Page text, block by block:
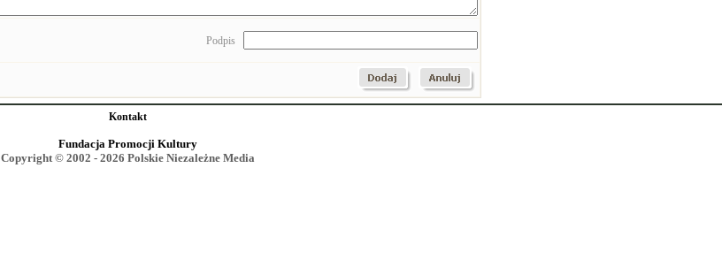
Podpis
Kontakt
Fundacja Promocji Kultury
Copyright © 2002 - 2026 Polskie Niezależne Media